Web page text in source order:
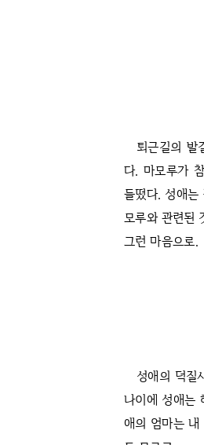
퇴근길의 발
다. 마모루가
들떴다. 성애는
모루와 관련된
그런 마음으로.
성애의 덕질
나이에 성애는
애의 엄마는